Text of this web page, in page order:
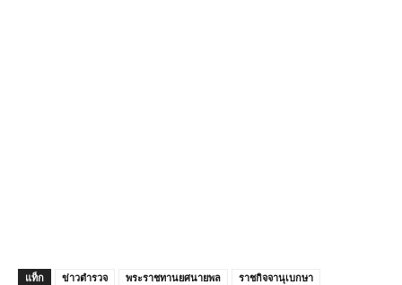
แท็ก ข่าวตำรวจ พระราชทานยศนายพล
ราชกิจจานุเบกษา